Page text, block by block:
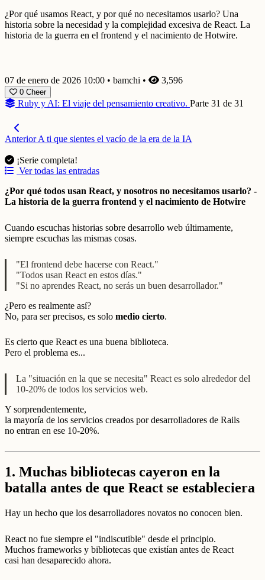
¿Por qué usamos React, y por qué no necesitamos usarlo? Una
historia sobre la necesidad y la complejidad excesiva de React. La
historia de la guerra en el frontend y el nacimiento de Hotwire.
07 de enero de 2026 10:00 • bamchi • 3,596
0 Cheer
Ruby y AI: El viaje del pensamiento creativo. Parte 31 de 31
AnteriorA ti que sientes el vacío de la era de la IA
¡Serie completa!
Ver todas las entradas
¿Por qué todos usan React, y nosotros no necesitamos usarlo? -
La historia de la guerra frontend y el nacimiento de Hotwire
Cuando escuchas historias sobre desarrollo web últimamente,
siempre escuchas las mismas cosas.
"El frontend debe hacerse con React."
"Todos usan React en estos días."
"Si no aprendes React, no serás un buen desarrollador."
¿Pero es realmente así?
No, para ser precisos, es solo medio cierto.
Es cierto que React es una buena biblioteca.
Pero el problema es...
La "situación en la que se necesita" React es solo alrededor del
10-20% de todos los servicios web.
Y sorprendentemente,
la mayoría de los servicios creados por desarrolladores de Rails
no entran en ese 10-20%.
1. Muchas bibliotecas cayeron en la
batalla antes de que React se estableciera
Hay un hecho que los desarrolladores novatos no conocen bien.
React no fue siempre el "indiscutible" desde el principio.
Muchos frameworks y bibliotecas que existían antes de React
casi han desaparecido ahora.